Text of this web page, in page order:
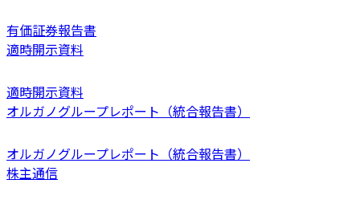
有価証券報告書
適時開示資料
適時開示資料
オルガノグループレポート（統合報告書）
オルガノグループレポート（統合報告書）
株主通信